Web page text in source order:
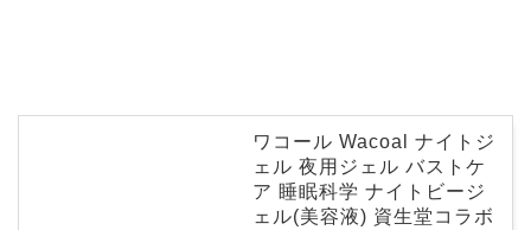
ワコール Wacoal ナイトジ
ェル 夜用ジェル バストケ
ア 睡眠科学 ナイトビージ
ェル(美容液) 資生堂コラボ